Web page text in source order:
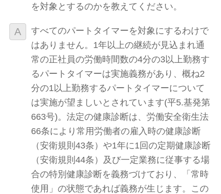
を対象とするのかを教えてください。
すべてのパートタイマーを対象にするわけで
はありません。1年以上の継続が見込まれ通
常の正社員の労働時間数の4分の3以上勤務す
るパートタイマーは実施義務があり、概ね2
分の1以上勤務するパートタイマーについて
は実施が望ましいとされています(平5.基発第
663号)。法定の健康診断は、労働安全衛生法
66条により常用労働者の雇入時の健康診断
（安衛規則43条）や1年に1回の定期健康診断
（安衛規則44条）及び一定業務に従事する場
合の特別健康診断を義務づけており、「常時
使用」の状態であれば義務が生じます。この